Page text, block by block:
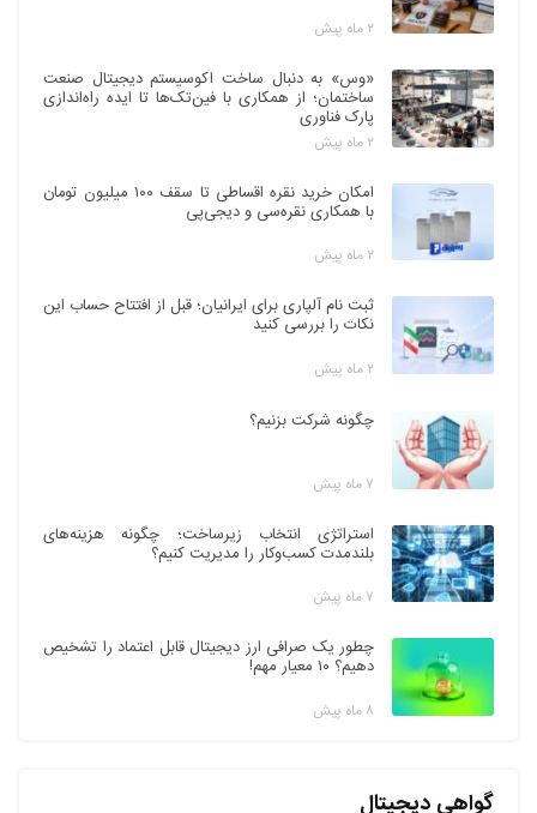
۲ ماه پیش
«وس» به دنبال ساخت اکوسیستم دیجیتال صنعت
ساختمان؛ از همکاری با فین‌تک‌ها تا ایده راه‌اندازی
پارک فناوری
۲ ماه پیش
امکان خرید نقره اقساطی تا سقف ۱۰۰ میلیون تومان
با همکاری نقره‌سی و دیجی‌پی
۲ ماه پیش
ثبت نام آلپاری برای ایرانیان؛ قبل از افتتاح حساب این
نکات را بررسی کنید
۲ ماه پیش
چگونه شرکت بزنیم؟
۷ ماه پیش
استراتژی انتخاب زیرساخت؛ چگونه هزینه‌های
بلندمدت کسب‌وکار را مدیریت کنیم؟
۷ ماه پیش
چطور یک صرافی ارز دیجیتال قابل اعتماد را تشخیص
دهیم؟ ۱۰ معیار مهم!
۸ ماه پیش
گواهی دیجیتال